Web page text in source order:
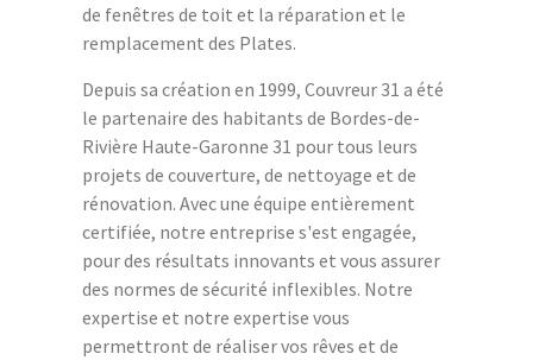
de fenêtres de toit et la réparation et le
remplacement des Plates.
Depuis sa création en 1999, Couvreur 31 a été
le partenaire des habitants de Bordes-de-
Rivière Haute-Garonne 31 pour tous leurs
projets de couverture, de nettoyage et de
rénovation. Avec une équipe entièrement
certifiée, notre entreprise s'est engagée,
pour des résultats innovants et vous assurer
des normes de sécurité inflexibles. Notre
expertise et notre expertise vous
permettront de réaliser vos rêves et de